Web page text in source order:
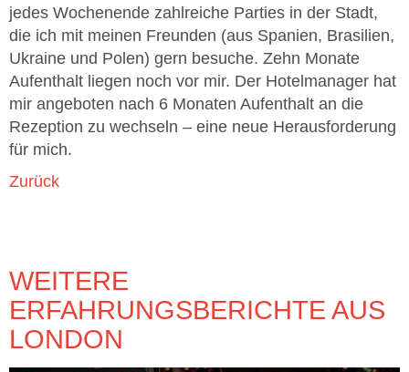
jedes Wochenende zahlreiche Parties in der Stadt,
die ich mit meinen Freunden (aus Spanien, Brasilien,
Ukraine und Polen) gern besuche. Zehn Monate
Aufenthalt liegen noch vor mir. Der Hotelmanager hat
mir angeboten nach 6 Monaten Aufenthalt an die
Rezeption zu wechseln – eine neue Herausforderung
für mich.
Zurück
WEITERE
ERFAHRUNGSBERICHTE AUS
LONDON